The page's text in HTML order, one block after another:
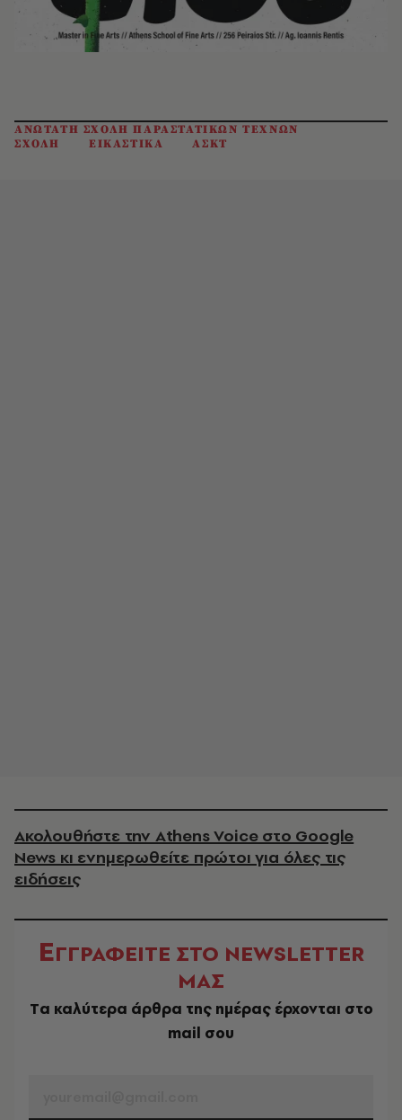
ΑΝΩΤΑΤΗ ΣΧΟΛΗ ΠΑΡΑΣΤΑΤΙΚΩΝ ΤΕΧΝΩΝ
ΣΧΟΛΗ
ΕΙΚΑΣΤΙΚΑ ΑΣΚΤ
Ακολουθήστε την Athens Voice στο Google
News κι ενημερωθείτε πρώτοι για όλες τις
ειδήσεις
ΕΓΓΡΑΦΕΙΤΕ ΣΤΟ NEWSLETTER
ΜΑΣ
Tα καλύτερα άρθρα της ημέρας έρχονται στο
mail σου